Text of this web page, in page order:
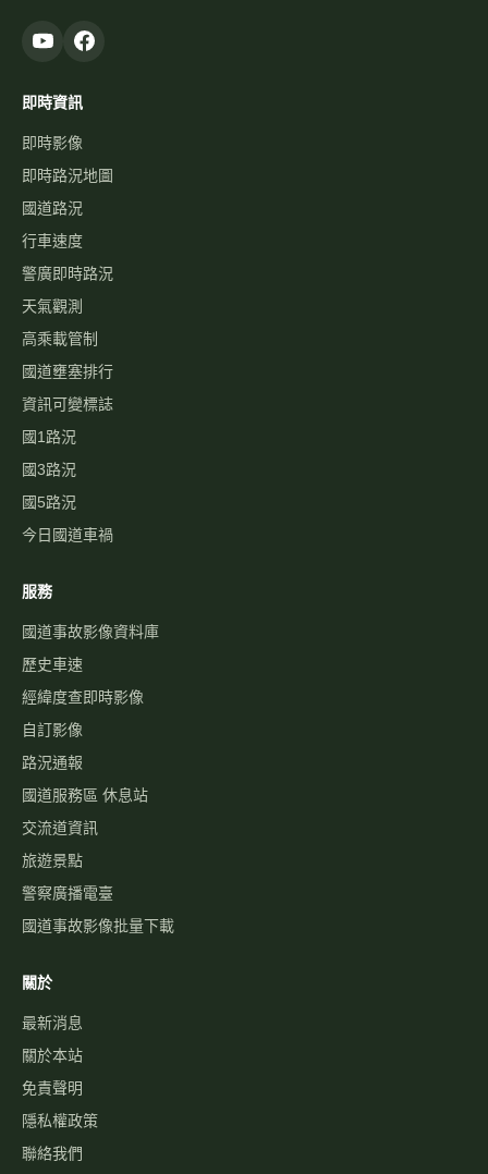
即時資訊
即時影像
即時路況地圖
國道路況
行車速度
警廣即時路況
天氣觀測
高乘載管制
國道壅塞排行
資訊可變標誌
國1路況
國3路況
國5路況
今日國道車禍
服務
國道事故影像資料庫
歷史車速
經緯度查即時影像
自訂影像
路況通報
國道服務區 休息站
交流道資訊
旅遊景點
警察廣播電臺
國道事故影像批量下載
關於
最新消息
關於本站
免責聲明
隱私權政策
聯絡我們